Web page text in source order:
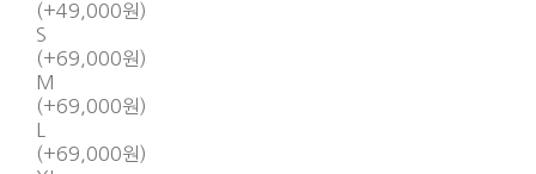
(+49,000원)
S
(+69,000원)
M
(+69,000원)
(+69,000원)